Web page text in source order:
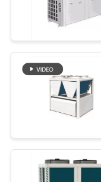
HARITASI
GIZLILIK
POLITIKASI
Spa